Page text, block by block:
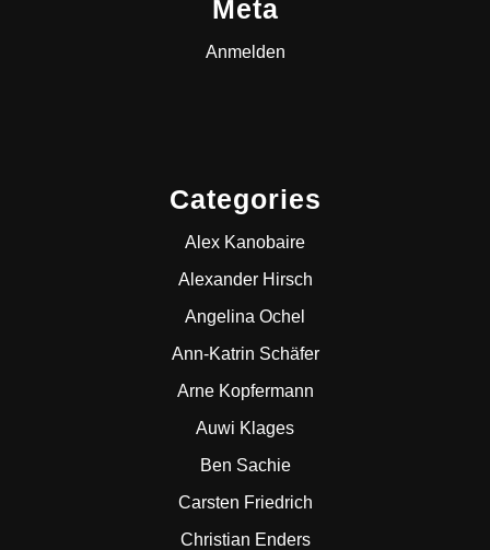
Meta
Anmelden
Categories
Alex Kanobaire
Alexander Hirsch
Angelina Ochel
Ann-Katrin Schäfer
Arne Kopfermann
Auwi Klages
Ben Sachie
Carsten Friedrich
Christian Enders